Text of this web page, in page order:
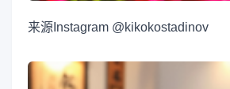
来源 Instagram @kikokostadinov